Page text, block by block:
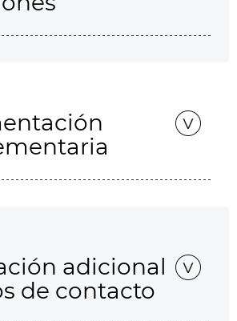
adicional
de contacto